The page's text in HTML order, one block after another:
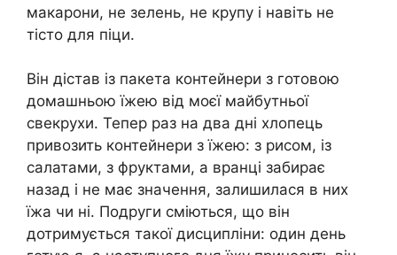
макарони, не зелень, не крупу і навіть не
тісто для піци.
Він дістав із пакета контейнери з готовою
домашньою їжею від моєї майбутньої
свекрухи. Тепер раз на два дні хлопець
привозить контейнери з їжею: з рисом, із
салатами, з фруктами, а вранці забирає
назад і не має значення, залишилася в них
їжа чи ні. Подруги сміються, що він
дотримується такої дисципліни: один день